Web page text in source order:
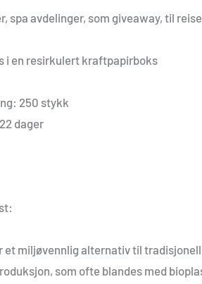
spa avdelinger, som giveaway, til
i en resirkulert kraftpapirboks
250 stykk
dager
et miljøvennlig alternativ til
som ofte blandes med